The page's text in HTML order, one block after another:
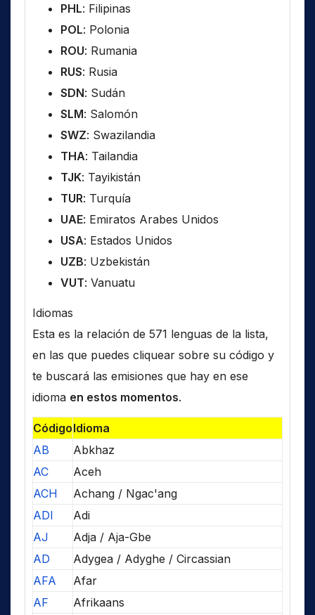
PHL: Filipinas
POL: Polonia
ROU: Rumania
RUS: Rusia
SDN: Sudán
SLM: Salomón
SWZ: Swazilandia
THA: Tailandia
TJK: Tayikistán
TUR: Turquía
UAE: Emiratos Arabes Unidos
USA: Estados Unidos
UZB: Uzbekistán
VUT: Vanuatu
Idiomas
Esta es la relación de 571 lenguas de la lista,
en las que puedes cliquear sobre su código y
te buscará las emisiones que hay en ese
idioma en estos momentos.
CódigoIdioma
AB
Abkhaz
AC
Aceh
ACH
Achang / Ngac'ang
ADI
Adi
AJ
Adja / Aja-Gbe
AD
Adygea / Adyghe / Circassian
AFA
Afar
AF
Afrikaans